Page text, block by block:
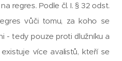
regres. Podle čl. I. § 32 odst.
vůči tomu, za koho se
- tedy pouze proti dlužníku a
více avalistů, kteří se